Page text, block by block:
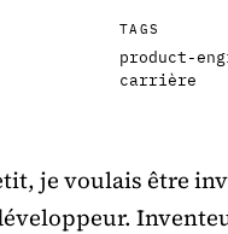
TAGS
product-
carrière
je voulais être